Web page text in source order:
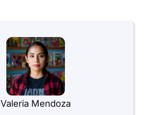
Valeria Mendoza